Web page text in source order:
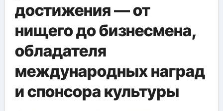
достижения — от
нищего до бизнесмена,
обладателя
международных наград
и спонсора культуры